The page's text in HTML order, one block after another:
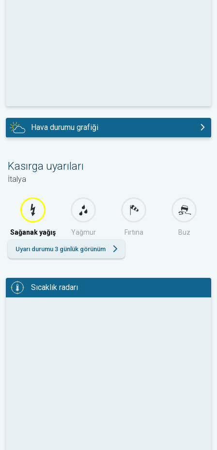
Hava durumu grafiği
Kasırga uyarıları
İtalya
Sağanak yağış Yağmur Fırtına Buz
Uyarı durumu 3 günlük görünüm
Sıcaklık radarı